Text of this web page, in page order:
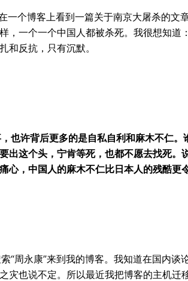
个博客上看到一篇关于南京大屠杀的文
，一个一个中国人都被杀死。我很想知道
和反抗，只有沉默。
也许背后更多的是自私自利和麻木不仁
出这个头，宁肯等死，也都不愿去找死
心，中国人的麻木不仁比日本人的残酷更
永康”来到我的博客。我知道在国内谈
灾也说不定。所以最近我把博客的主机迁